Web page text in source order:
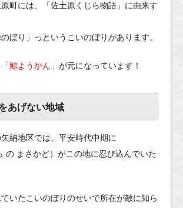
原町には、「佐土原くじら物語」に由来す
ぼり」っというこいのぼりがあります。
「鯨ようかん」 が元になっています！
あげない地域
納地区では、平安時代中期に
の まさかど）がこの地に忍び込んでいた
いたこいのぼりのせいで所在が敵に知ら